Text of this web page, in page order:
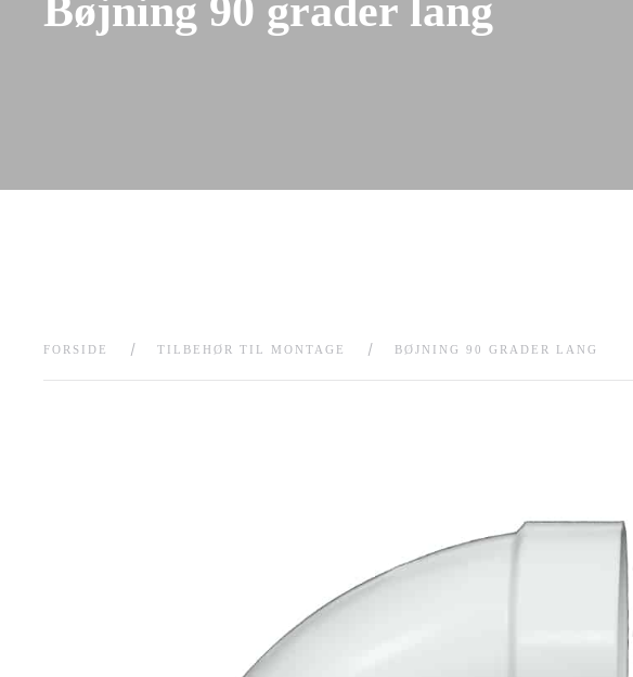
Bøjning 90 grader lang
FORSIDE TILBEHØR TIL MONTAGE BØJNING 90 GRADER LANG